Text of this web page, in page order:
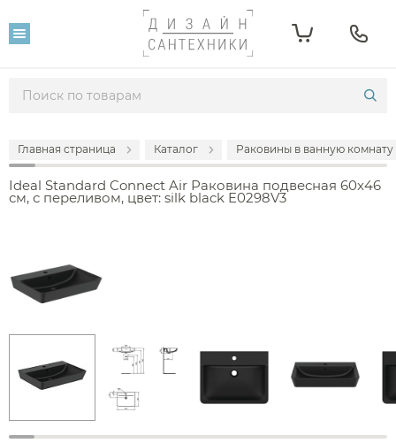
Главная страница Каталог Раковины в ванную комнату
Ideal Standard Connect Air Раковина подвесная 60x46
см, с переливом, цвет: silk black E0298V3